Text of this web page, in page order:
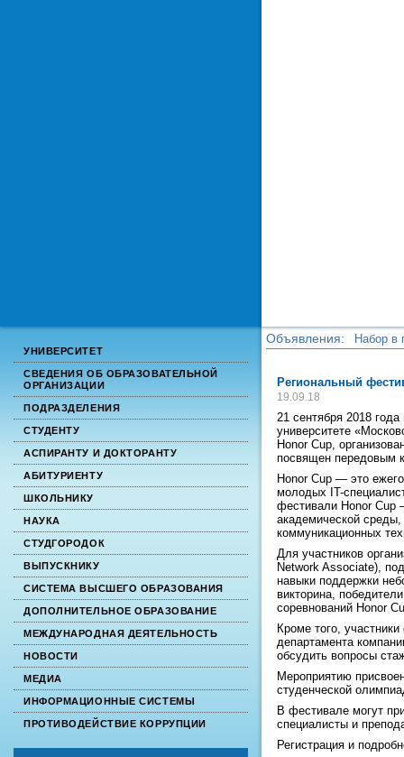
УНИВЕРСИТЕТ
СВЕДЕНИЯ ОБ ОБРАЗОВАТЕЛЬНОЙ
ОРГАНИЗАЦИИ
ПОДРАЗДЕЛЕНИЯ
СТУДЕНТУ
АСПИРАНТУ И ДОКТОРАНТУ
АБИТУРИЕНТУ
ШКОЛЬНИКУ
НАУКА
СТУДГОРОДОК
ВЫПУСКНИКУ
СИСТЕМА ВЫСШЕГО ОБРАЗОВАНИЯ
ДОПОЛНИТЕЛЬНОЕ ОБРАЗОВАНИЕ
МЕЖДУНАРОДНАЯ ДЕЯТЕЛЬНОСТЬ
НОВОСТИ
МЕДИА
ИНФОРМАЦИОННЫЕ СИСТЕМЫ
ПРОТИВОДЕЙСТВИЕ КОРРУПЦИИ
Объявления:
Набор в
Региональный
19.09.18
21 сентября 2018
университете
Honor Cup,
посвящен передовым
Honor Сup — это
молодых IT-
фестивали Honor Cup
академической
коммуникационных
Для участников
Network Associate),
навыки поддержки
викторина,
соревнований Honor
Кроме того,
департамента
обсудить вопросы
Мероприятию
студенческой
В фестивале могут
специалисты и
Регистрация и